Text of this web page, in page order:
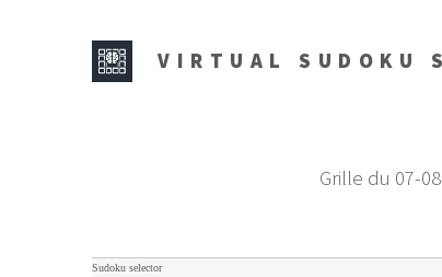
VIRTUAL SUDOKU
Grille du 07-
Sudoku selector